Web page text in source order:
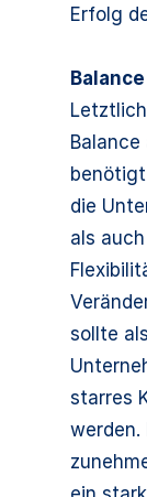
Erfolg
die
als
sollte
starres